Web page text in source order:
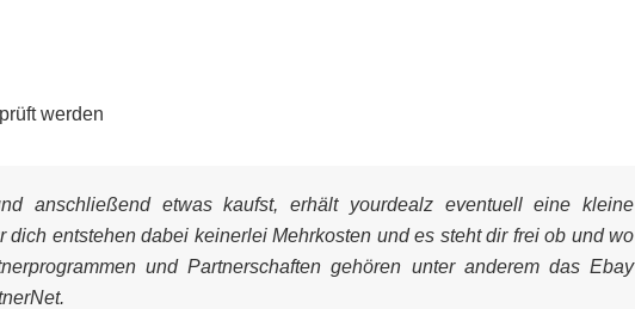
werden
anschließend etwas kaufst, erhält yourdealz eventuell eine kleine
entstehen dabei keinerlei Mehrkosten und es steht dir frei ob und wo
und Partnerschaften gehören unter anderem das Ebay